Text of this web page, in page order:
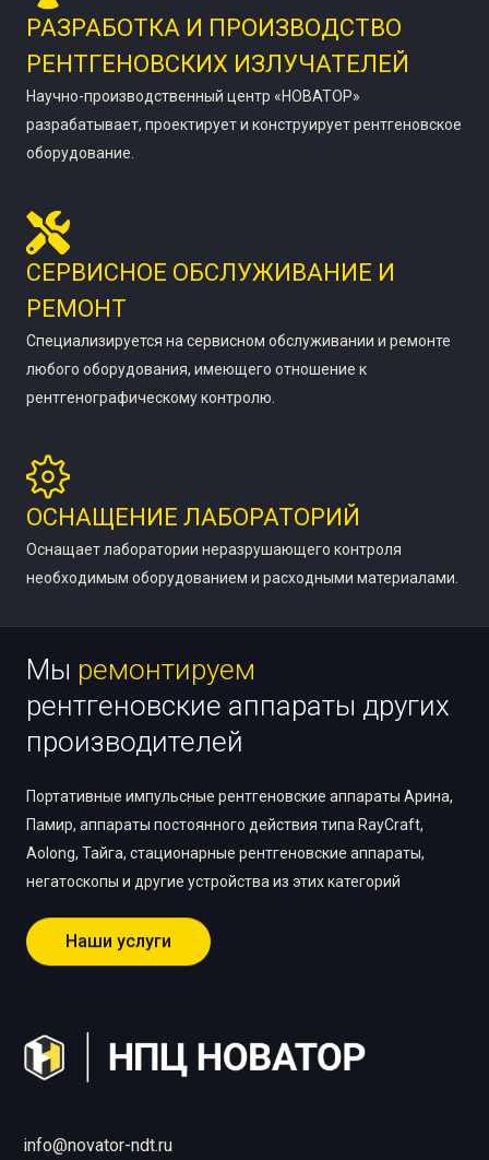
РАЗРАБОТКА И ПРОИЗВОДСТВО
РЕНТГЕНОВСКИХ ИЗЛУЧАТЕЛЕЙ
Научно-производственный центр «НОВАТОР»
разрабатывает, проектирует и конструирует рентгеновское
оборудование.
СЕРВИСНОЕ ОБСЛУЖИВАНИЕ И
РЕМОНТ
Специализируется на сервисном обслуживании и ремонте
любого оборудования, имеющего отношение к
рентгенографическому контролю.
ОСНАЩЕНИЕ ЛАБОРАТОРИЙ
Оснащает лаборатории неразрушающего контроля
необходимым оборудованием и расходными материалами.
Мы ремонтируем
рентгеновские аппараты других
производителей
Портативные импульсные рентгеновские аппараты Арина,
Памир, аппараты постоянного действия типа RayCraft,
Aolong, Тайга, стационарные рентгеновские аппараты,
негатоскопы и другие устройства из этих категорий
Наши услуги
info@novator-ndt.ru